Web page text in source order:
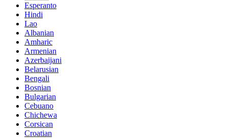
Esperanto
Hindi
Lao
Albanian
Amharic
Armenian
Azerbaijani
Belarusian
Bengali
Bosnian
Bulgarian
Cebuano
Chichewa
Corsican
Croatian